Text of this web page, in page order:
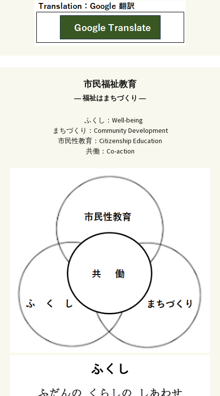
市民福祉教育
― 福祉はまちづくり ―
ふくし：Well-being
まちづくり：Community Development
市民性教育：Citizenship Education
共働：Co-action